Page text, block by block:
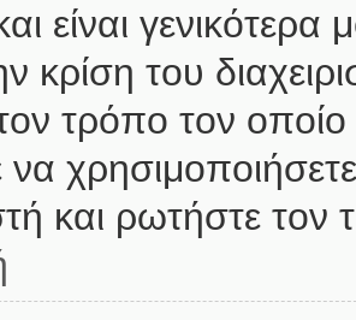
είναι
κρίση του
τον τρόπο τον
να
και ρωτήστε τον